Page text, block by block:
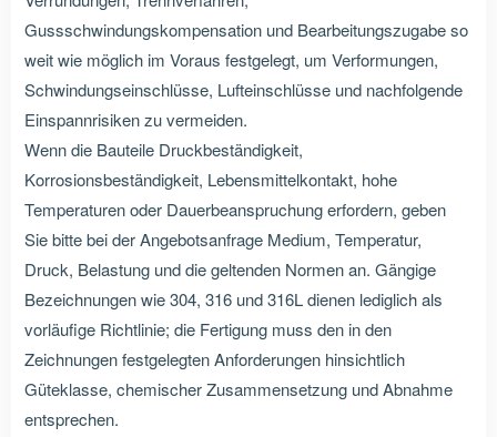
Gussschwindungskompensation und Bearbeitungszugabe so
weit wie möglich im Voraus festgelegt, um Verformungen,
Schwindungseinschlüsse, Lufteinschlüsse und nachfolgende
Einspannrisiken zu vermeiden.
Wenn die Bauteile Druckbeständigkeit,
Korrosionsbeständigkeit, Lebensmittelkontakt, hohe
Temperaturen oder Dauerbeanspruchung erfordern, geben
Sie bitte bei der Angebotsanfrage Medium, Temperatur,
Druck, Belastung und die geltenden Normen an. Gängige
Bezeichnungen wie 304, 316 und 316L dienen lediglich als
vorläufige Richtlinie; die Fertigung muss den in den
Zeichnungen festgelegten Anforderungen hinsichtlich
Güteklasse, chemischer Zusammensetzung und Abnahme
entsprechen.